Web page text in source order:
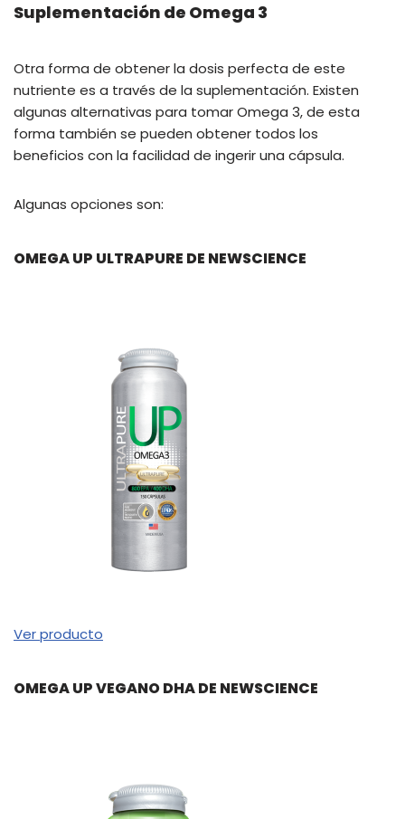
Suplementación de Omega 3
Otra forma de obtener la dosis perfecta de este
nutriente es a través de la suplementación. Existen
algunas alternativas para tomar Omega 3, de esta
forma también se pueden obtener todos los
beneficios con la facilidad de ingerir una cápsula.
Algunas opciones son:
OMEGA UP ULTRAPURE DE NEWSCIENCE
Ver producto
OMEGA UP VEGANO DHA DE NEWSCIENCE